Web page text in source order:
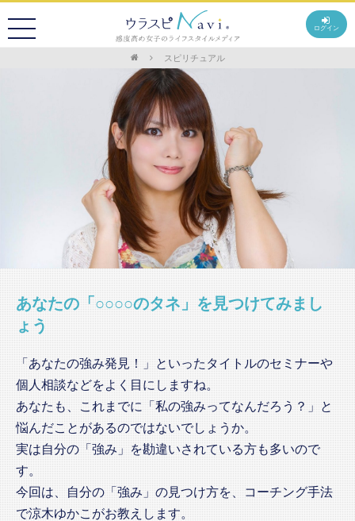
ログイン
スピリチュアル
あなたの「○○○○のタネ」を見つけてみまし
ょう
「あなたの強み発見！」といったタイトルのセミナーや
個人相談などをよく目にしますね。
あなたも、これまでに「私の強みってなんだろう？」と
悩んだことがあるのではないでしょうか。
実は自分の「強み」を勘違いされている方も多いので
す。
今回は、自分の「強み」の見つけ方を、コーチング手法
で涼木ゆかこがお教えします。